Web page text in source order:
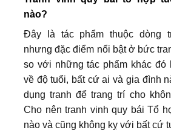
nào?
Đây là tác phẩm thuộc dòng
nhưng đặc điểm nổi bật ở bức
so với những tác phẩm khác đó
về độ tuổi, bất cứ ai và gia đình
dụng tranh để trang trí cho
Cho nên tranh vinh quy bái Tổ
nào và cũng không kỵ với bất cứ